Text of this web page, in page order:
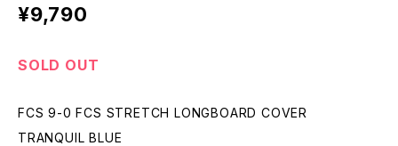
¥9,790
SOLD OUT
FCS 9-0 FCS STRETCH LONGBOARD COVER
TRANQUIL BLUE